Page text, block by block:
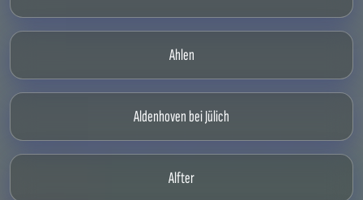
Ahlen
Aldenhoven bei Jülich
Alfter